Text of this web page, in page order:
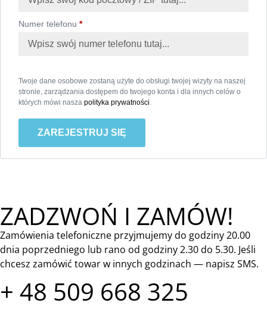
Numer telefonu *
Twoje dane osobowe zostaną użyte do obsługi twojej wizyty na naszej
stronie, zarządzania dostępem do twojego konta i dla innych celów o
których mówi nasza polityka prywatności.
ZAREJESTRUJ SIĘ
ZADZWOŃ I ZAMÓW!
Zamówienia telefoniczne przyjmujemy do godziny 20.00
dnia poprzedniego lub rano od godziny 2.30 do 5.30. Jeśli
chcesz zamówić towar w innych godzinach — napisz SMS.
+ 48 509 668 325